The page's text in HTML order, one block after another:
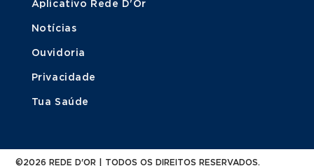
Aplicativo Rede D'Or
Notícias
Ouvidoria
Privacidade
Tua Saúde
©2026 REDE D'OR | TODOS OS DIREITOS RESERVADOS.